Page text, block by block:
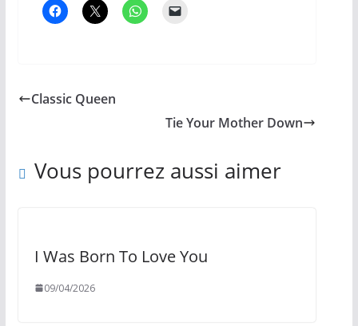
Classic Queen
Tie Your Mother Down
Vous pourrez aussi aimer
I Was Born To Love You
09/04/2026